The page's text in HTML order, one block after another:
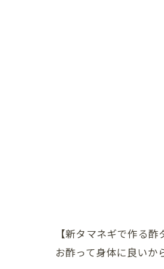
【新タマネギで作る酢
お酢って身体に良いか